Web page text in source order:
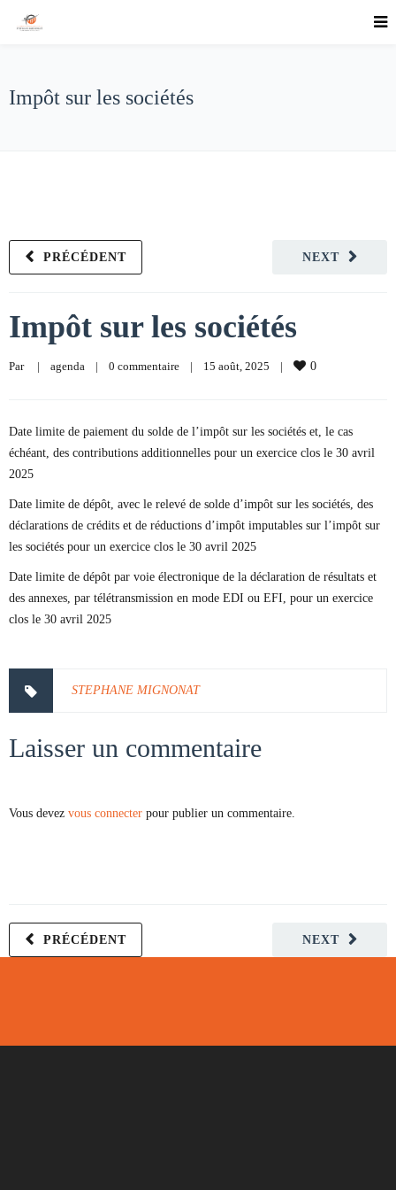
Impôt sur les sociétés
NEXT
PRÉCÉDENT
Impôt sur les sociétés
Par | agenda | 0 commentaire | 15 août, 2025 | 0
Date limite de paiement du solde de l’impôt sur les sociétés et, le cas
échéant, des contributions additionnelles pour un exercice clos le 30 avril
2025
Date limite de dépôt, avec le relevé de solde d’impôt sur les sociétés, des
déclarations de crédits et de réductions d’impôt imputables sur l’impôt sur
les sociétés pour un exercice clos le 30 avril 2025
Date limite de dépôt par voie électronique de la déclaration de résultats et
des annexes, par télétransmission en mode EDI ou EFI, pour un exercice
clos le 30 avril 2025
STEPHANE MIGNONAT
Laisser un commentaire
Vous devez vous connecter pour publier un commentaire.
NEXT
PRÉCÉDENT